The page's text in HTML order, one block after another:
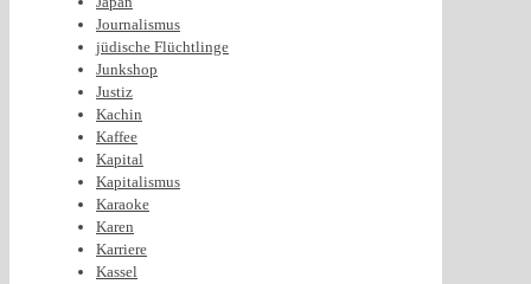
Journalismus
jüdische Flüchtlinge
Junkshop
Justiz
Kachin
Kaffee
Kapital
Kapitalismus
Karaoke
Karen
Karriere
Kassel